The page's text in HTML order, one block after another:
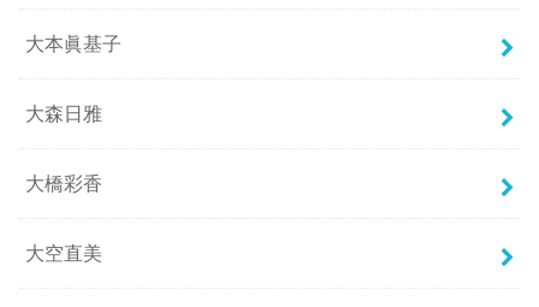
大本眞基子
大森日雅
大橋彩香
大空直美